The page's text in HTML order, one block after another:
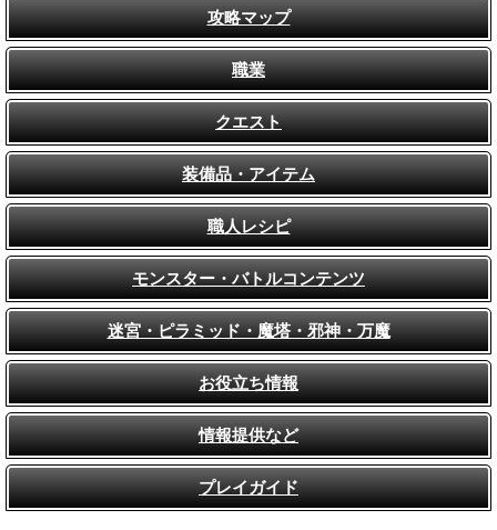
攻略マップ
職業
クエスト
装備品・アイテム
職人レシピ
モンスター・バトルコンテンツ
迷宮・ピラミッド・魔塔・邪神・万魔
お役立ち情報
情報提供など
プレイガイド